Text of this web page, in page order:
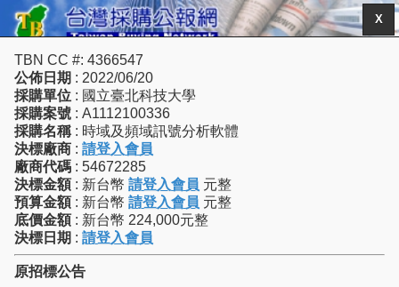
X
TBN CC #: 4366547
公佈日期 : 2022/06/20
採購單位 : 國立臺北科技大學
採購案號 : A1112100336
採購名稱 : 時域及頻域訊號分析軟體
決標廠商 : 請登入會員
廠商代碼 : 54672285
決標金額 : 新台幣 請登入會員 元整
預算金額 : 新台幣 請登入會員 元整
底價金額 : 新台幣 224,000元整
決標日期 : 請登入會員
原招標公告